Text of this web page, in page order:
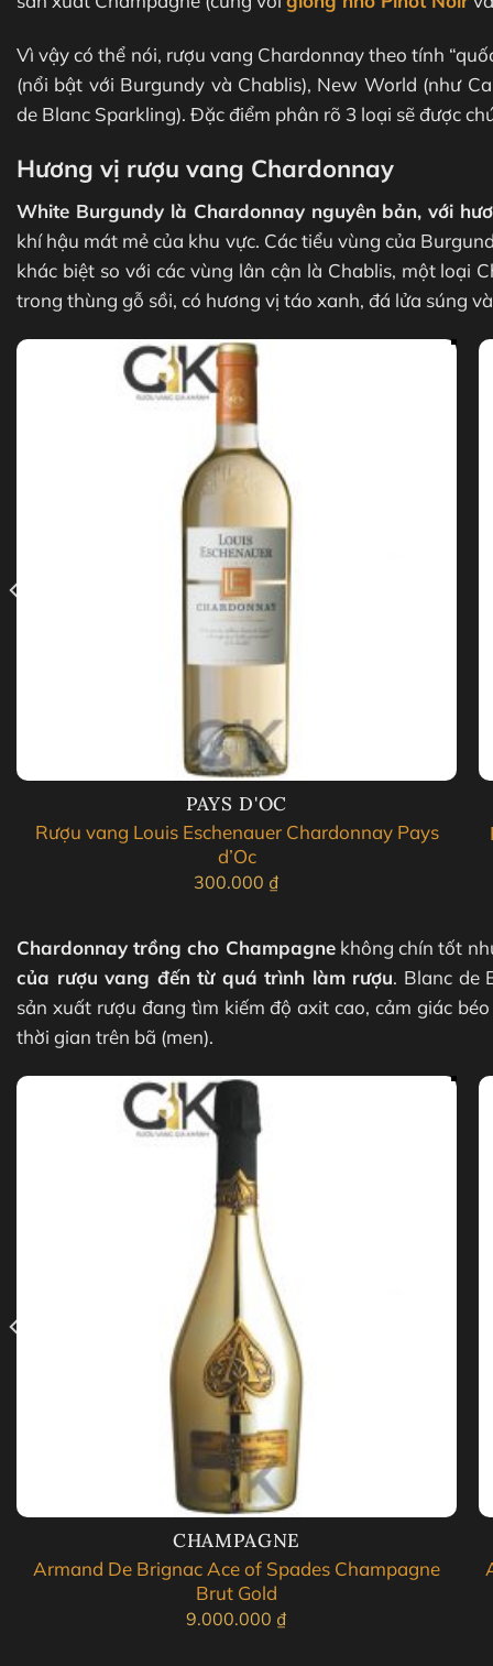
Vì vậy có thể nói, rượu vang Chardonnay theo tính
(nổi bật với Burgundy và Chablis), New World (như
de Blanc Sparkling). Đặc điểm phân rõ 3 loại sẽ được
Hương vị rượu vang Chardonnay
White Burgundy là Chardonnay nguyên bản, với
khí hậu mát mẻ của khu vực. Các tiểu vùng của
khác biệt so với các vùng lân cận là Chablis, một loại
trong thùng gỗ sồi, có hương vị táo xanh, đá lửa súng
PAYS D'OC
Rượu vang Louis Eschenauer Chardonnay Pays
d’Oc
300.000 ₫
Chardonnay trồng cho Champagnekhông chín tốt
của rượu vang đến từ quá trình làm rượu. Blanc de
sản xuất rượu đang tìm kiếm độ axit cao, cảm giác
thời gian trên bã (men).
CHAMPAGNE
Armand De Brignac Ace of Spades Champagne
Brut Gold
9.000.000 ₫